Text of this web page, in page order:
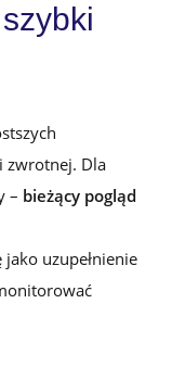
zwrotnej. Dla
– bieżący pogląd
uzupełnienie